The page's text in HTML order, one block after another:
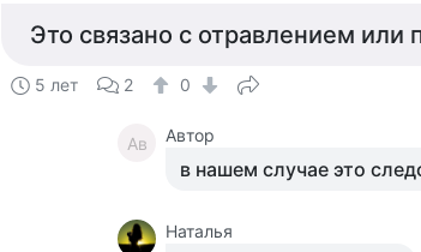
Это связано с отравлением
5 лет 2 0
Ав Автор
в нашем случае это
Наталья